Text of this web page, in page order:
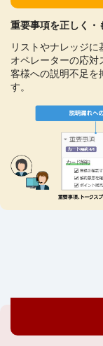
重要事項を正しく・
リストやナレッジに
オペレーターの応対
客様への説明不足を
す。